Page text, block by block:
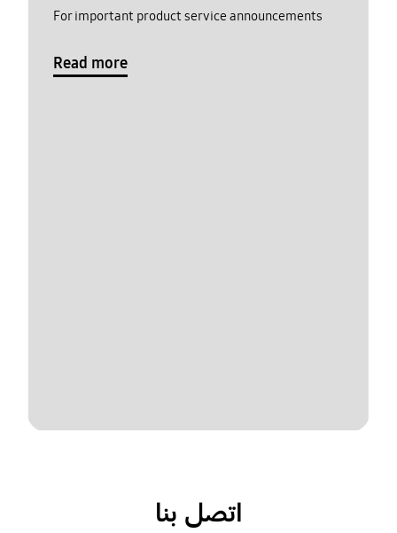
For important product service announcements
Read more
اتصل بنا